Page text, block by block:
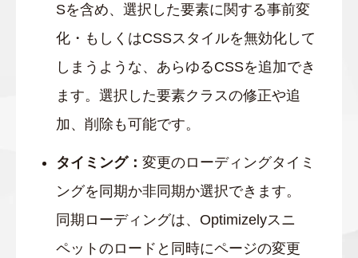
Sを含め、選択した要素に関する事前変
化・もしくはCSSスタイルを無効化して
しまうような、あらゆるCSSを追加でき
ます。選択した要素クラスの修正や追
加、削除も可能です。
タイミング： 変更のローディングタイミ
ングを同期か非同期か選択できます。
同期ローディングは、Optimizelyスニ
ペットのロードと同時にページの変更